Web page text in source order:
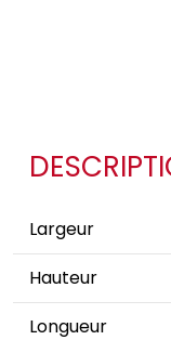
Largeur
Hauteur
Longueur